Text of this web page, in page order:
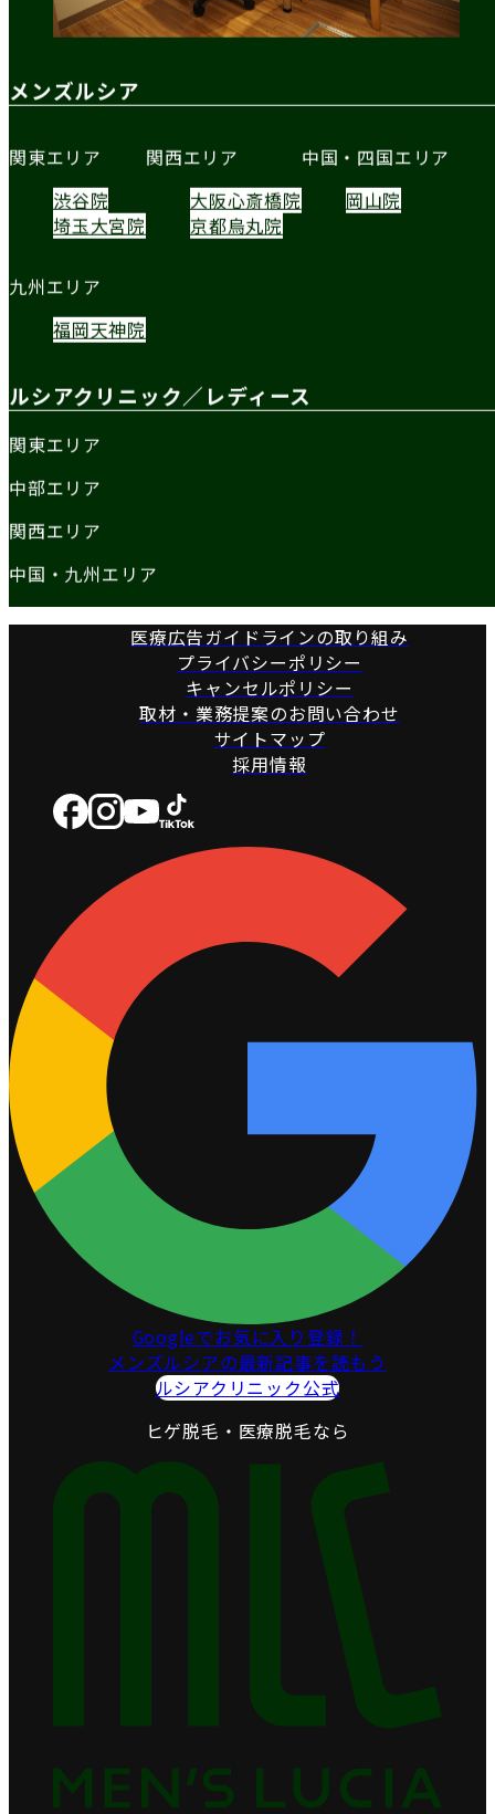
メンズルシア
関東エリア
渋谷院
埼玉大宮院
関西エリア
大阪心斎橋院
京都烏丸院
中国・四国エリア
岡山院
九州エリア
福岡天神院
ルシアクリニック／レディース
関東エリア
中部エリア
関西エリア
中国・九州エリア
医療広告ガイドラインの取り組み
プライバシーポリシー
キャンセルポリシー
取材・業務提案のお問い合わせ
サイトマップ
採用情報
Googleでお気に入り登録！
メンズルシアの最新記事を読もう
ルシアクリニック公式
ヒゲ脱毛・医療脱毛なら